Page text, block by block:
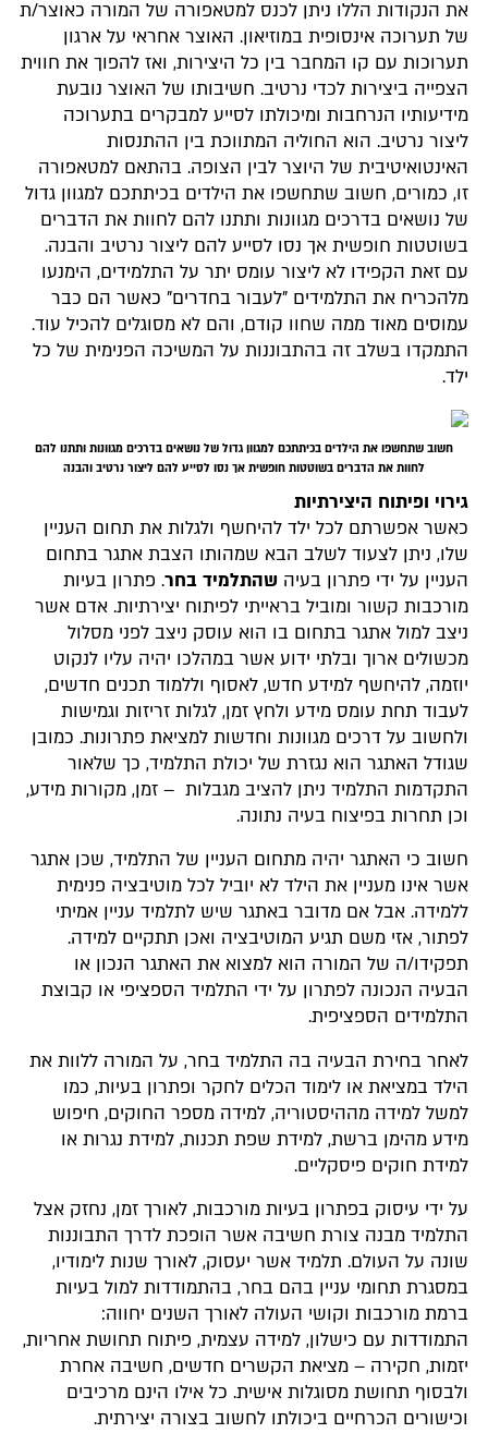
את הנקודות הללו ניתן לכנס למטאפורה של המורה כאוצר/ת
של תערוכה אינסופית במוזיאון. האוצר אחראי על ארגון
תערוכות עם קו המחבר בין כל היצירות, ואז להפוך את חווית
הצפייה ביצירות לכדי נרטיב. חשיבותו של האוצר נובעת
מידיעותיו הנרחבות ומיכולתו לסייע למבקרים בתערוכה
ליצור נרטיב. הוא החוליה המתווכת בין ההתנסות
האינטואיטיבית של היוצר לבין הצופה. בהתאם למטאפורה
זו, כמורים, חשוב שתחשפו את הילדים בכיתתכם למגוון גדול
של נושאים בדרכים מגוונות ותתנו להם לחוות את הדברים
בשוטטות חופשית אך נסו לסייע להם ליצור נרטיב והבנה.
עם זאת הקפידו לא ליצור עומס יתר על התלמידים, הימנעו
מלהכריח את התלמידים "לעבור בחדרים" כאשר הם כבר
עמוסים מאוד ממה שחוו קודם, והם לא מסוגלים להכיל עוד.
התמקדו בשלב זה בהתבוננות על המשיכה הפנימית של כל
ילד.
חשוב שתחשפו את הילדים בכיתתכם למגוון גדול של נושאים בדרכים מגוונות ותתנו להם
לחוות את הדברים בשוטטות חופשית אך נסו לסייע להם ליצור נרטיב והבנה
גירוי ופיתוח היצירתיות
כאשר אפשרתם לכל ילד להיחשף ולגלות את תחום העניין
שלו, ניתן לצעוד לשלב הבא שמהותו הצבת אתגר בתחום
העניין על ידי פתרון בעיה שהתלמיד בחר. פתרון בעיות
מורכבות קשור ומוביל בראייתי לפיתוח יצירתיות. אדם אשר
ניצב למול אתגר בתחום בו הוא עוסק ניצב לפני מסלול
מכשולים ארוך ובלתי ידוע אשר במהלכו יהיה עליו לנקוט
יוזמה, להיחשף למידע חדש, לאסוף וללמוד תכנים חדשים,
לעבוד תחת עומס מידע ולחץ זמן, לגלות זריזות וגמישות
ולחשוב על דרכים מגוונות וחדשות למציאת פתרונות. כמובן
שגודל האתגר הוא נגזרת של יכולת התלמיד, כך שלאור
התקדמות התלמיד ניתן להציב מגבלות – זמן, מקורות מידע,
וכן תחרות בפיצוח בעיה נתונה.
חשוב כי האתגר יהיה מתחום העניין של התלמיד, שכן אתגר
אשר אינו מעניין את הילד לא יוביל לכל מוטיבציה פנימית
ללמידה. אבל אם מדובר באתגר שיש לתלמיד עניין אמיתי
לפתור, אזי משם תגיע המוטיבציה ואכן תתקיים למידה.
תפקידו/ה של המורה הוא למצוא את האתגר הנכון או
הבעיה הנכונה לפתרון על ידי התלמיד הספציפי או קבוצת
התלמידים הספציפית.
לאחר בחירת הבעיה בה התלמיד בחר, על המורה ללוות את
הילד במציאת או לימוד הכלים לחקר ופתרון בעיות, כמו
למשל למידה מההיסטוריה, למידה מספר החוקים, חיפוש
מידע מהימן ברשת, למידת שפת תכנות, למידת נגרות או
למידת חוקים פיסקליים.
על ידי עיסוק בפתרון בעיות מורכבות, לאורך זמן, נחזק אצל
התלמיד מבנה צורת חשיבה אשר הופכת לדרך התבוננות
שונה על העולם. תלמיד אשר יעסוק, לאורך שנות לימודיו,
במסגרת תחומי עניין בהם בחר, בהתמודדות למול בעיות
ברמת מורכבות וקושי העולה לאורך השנים יחווה:
התמודדות עם כישלון, למידה עצמית, פיתוח תחושת אחריות,
יזמות, חקירה – מציאת הקשרים חדשים, חשיבה אחרת
ולבסוף תחושת מסוגלות אישית. כל אילו הינם מרכיבים
וכישורים הכרחיים ביכולתו לחשוב בצורה יצירתית.